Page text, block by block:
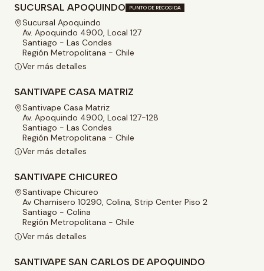
SUCURSAL APOQUINDO PUNTO DE RECOGIDA
Sucursal Apoquindo
Av. Apoquindo 4900, Local 127
Santiago - Las Condes
Región Metropolitana - Chile
Ver más detalles
SANTIVAPE CASA MATRIZ
Santivape Casa Matriz
Av. Apoquindo 4900, Local 127-128
Santiago - Las Condes
Región Metropolitana - Chile
Ver más detalles
SANTIVAPE CHICUREO
Santivape Chicureo
Av Chamisero 10290, Colina, Strip Center Piso 2
Santiago - Colina
Región Metropolitana - Chile
Ver más detalles
SANTIVAPE SAN CARLOS DE APOQUINDO